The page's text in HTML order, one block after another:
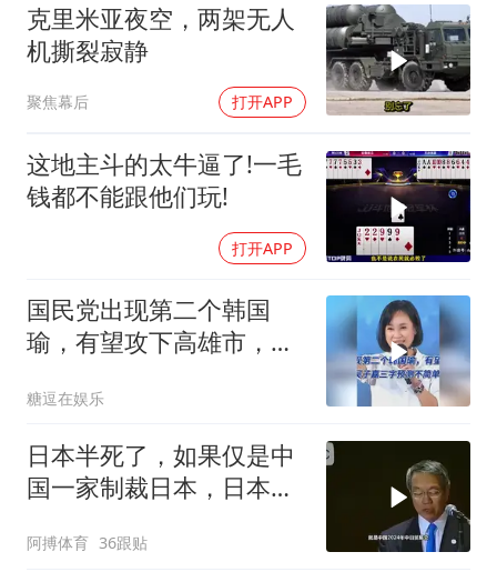
克里米亚夜空，两架无人
机撕裂寂静
聚焦幕后 打开APP
这地主斗的太牛逼了!一毛
钱都不能跟他们玩!
打开APP
国民党出现第二个韩国
瑜，有望攻下高雄市，吴
糖逗在娱乐
日本半死了，如果仅是中
国一家制裁日本，日本可
阿搏体育 36跟贴